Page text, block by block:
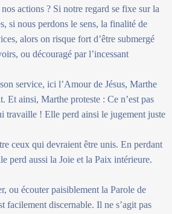
actions ? Si notre regard se fixe sur la
si nous perdons le sens, la finalité de
alors on risque fort d’être submergé
ou découragé par l’incessant
service, ici l’Amour de Jésus, Marthe
Et ainsi, Marthe proteste : Ce n’est pas
travaille ! Elle perd ainsi le jugement juste
ceux qui devraient être unis. En perdant
perd aussi la Joie et la Paix intérieure.
ou écouter paisiblement la Parole de
facilement discernable. Il ne s’agit pas